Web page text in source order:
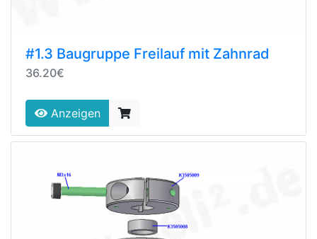
#1.3 Baugruppe Freilauf mit Zahnrad
36.20€
Anzeigen